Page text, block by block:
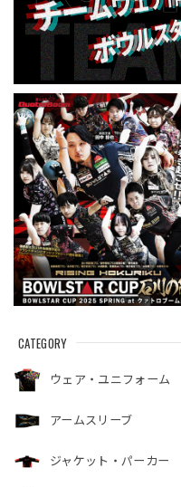
CATEGORY
ウェア・ユニフォーム
アームスリーブ
ジャケット・パーカー